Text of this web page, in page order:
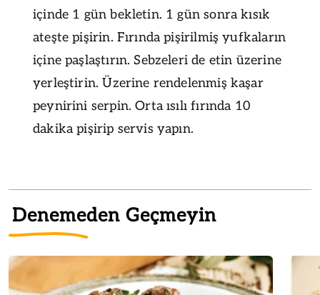
içinde 1 gün bekletin. 1 gün sonra kısık
ateşte pişirin. Fırında pişirilmiş yufkaların
içine paşlaştırın. Sebzeleri de etin üzerine
yerleştirin. Üzerine rendelenmiş kaşar
peynirini serpin. Orta ısılı fırında 10
dakika pişirip servis yapın.
Denemeden Geçmeyin